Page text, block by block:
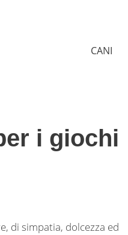
CANI
i giochi
di simpatia, dolcezza ed